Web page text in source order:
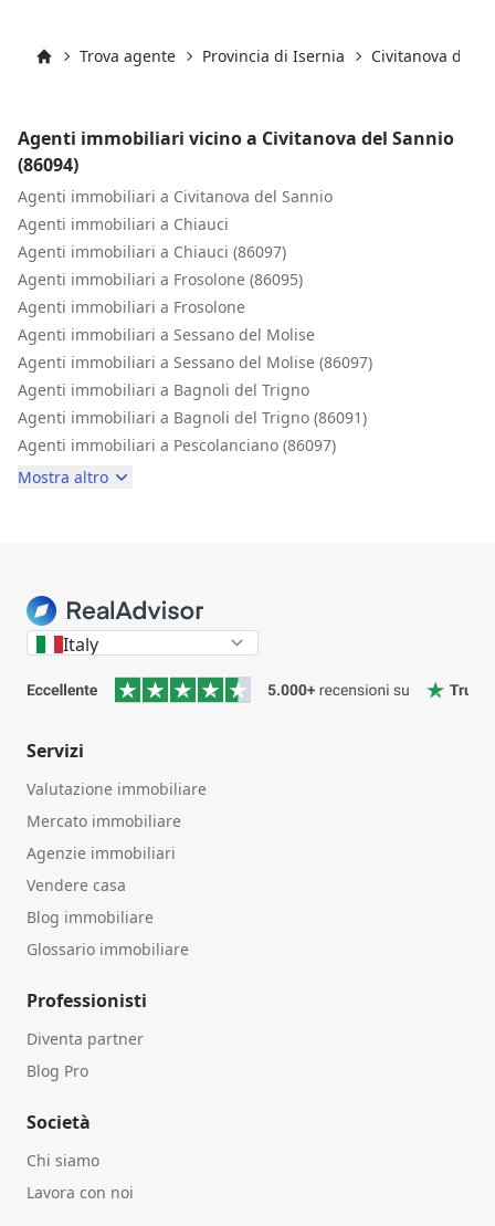
Trova agente Provincia di Isernia Civitanova del
Agenti immobiliari vicino a Civitanova del Sannio
(86094)
Agenti immobiliari a Civitanova del Sannio
Agenti immobiliari a Chiauci
Agenti immobiliari a Chiauci (86097)
Agenti immobiliari a Frosolone (86095)
Agenti immobiliari a Frosolone
Agenti immobiliari a Sessano del Molise
Agenti immobiliari a Sessano del Molise (86097)
Agenti immobiliari a Bagnoli del Trigno
Agenti immobiliari a Bagnoli del Trigno (86091)
Agenti immobiliari a Pescolanciano (86097)
Mostra altro
Italy
Servizi
Valutazione immobiliare
Mercato immobiliare
Agenzie immobiliari
Vendere casa
Blog immobiliare
Glossario immobiliare
Professionisti
Diventa partner
Blog Pro
Società
Chi siamo
Lavora con noi